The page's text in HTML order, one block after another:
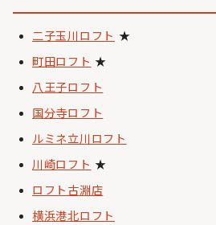
二子玉川ロフト ★
町田ロフト ★
八王子ロフト
国分寺ロフト
ルミネ立川ロフト
川崎ロフト ★
ロフト古淵店
横浜港北ロフト